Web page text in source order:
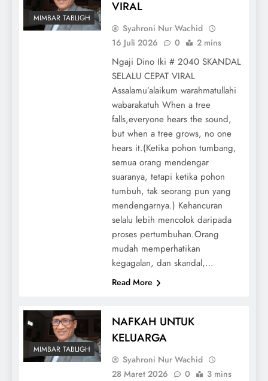
MIMBAR TABLIGH
VIRAL
Syahroni Nur Wachid
16 Juli 2026
0 2 mins
Ngaji Dino Iki # 2040 SKANDAL
SELALU CEPAT VIRAL
Assalamu’alaikum warahmatullahi
wabarakatuh When a tree
falls,everyone hears the sound,
but when a tree grows, no one
hears it.(Ketika pohon tumbang,
semua orang mendengar
suaranya, tetapi ketika pohon
tumbuh, tak seorang pun yang
mendengarnya.) Kehancuran
selalu lebih mencolok daripada
proses pertumbuhan.Orang
mudah memperhatikan
kegagalan, dan skandal,…
Read More
MIMBAR TABLIGH
NAFKAH UNTUK
KELUARGA
Syahroni Nur Wachid
28 Maret 2026
0 3 mins